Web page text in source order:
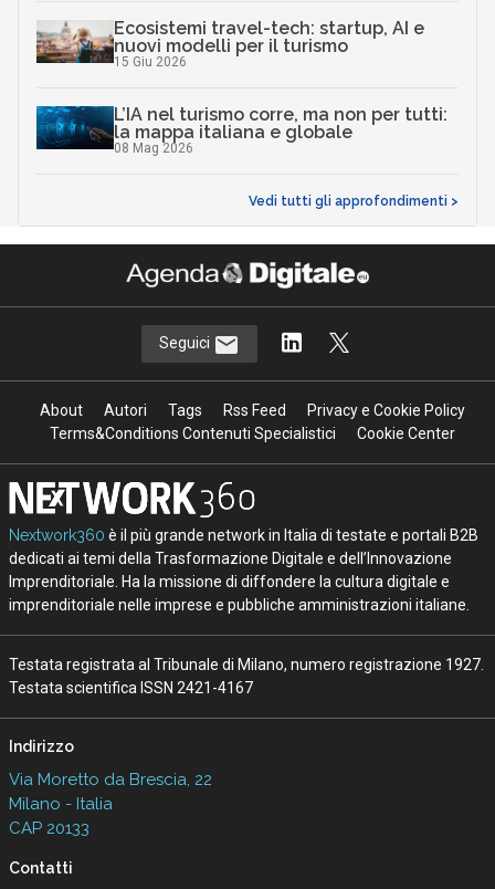
Ecosistemi travel-tech: startup, AI e
nuovi modelli per il turismo
15 Giu 2026
L’IA nel turismo corre, ma non per tutti:
la mappa italiana e globale
08 Mag 2026
Vedi tutti gli approfondimenti >
Seguici
About Autori Tags Rss Feed
Privacy e Cookie Policy
Terms&Conditions Contenuti Specialistici
Cookie Center
Nextwork360 è il più grande network in Italia di testate e portali B2B
dedicati ai temi della Trasformazione Digitale e dell’Innovazione
Imprenditoriale. Ha la missione di diffondere la cultura digitale e
imprenditoriale nelle imprese e pubbliche amministrazioni italiane.
Testata registrata al Tribunale di Milano, numero registrazione 1927.
Testata scientifica ISSN 2421-4167
Indirizzo
Via Moretto da Brescia, 22
Milano - Italia
CAP 20133
Contatti